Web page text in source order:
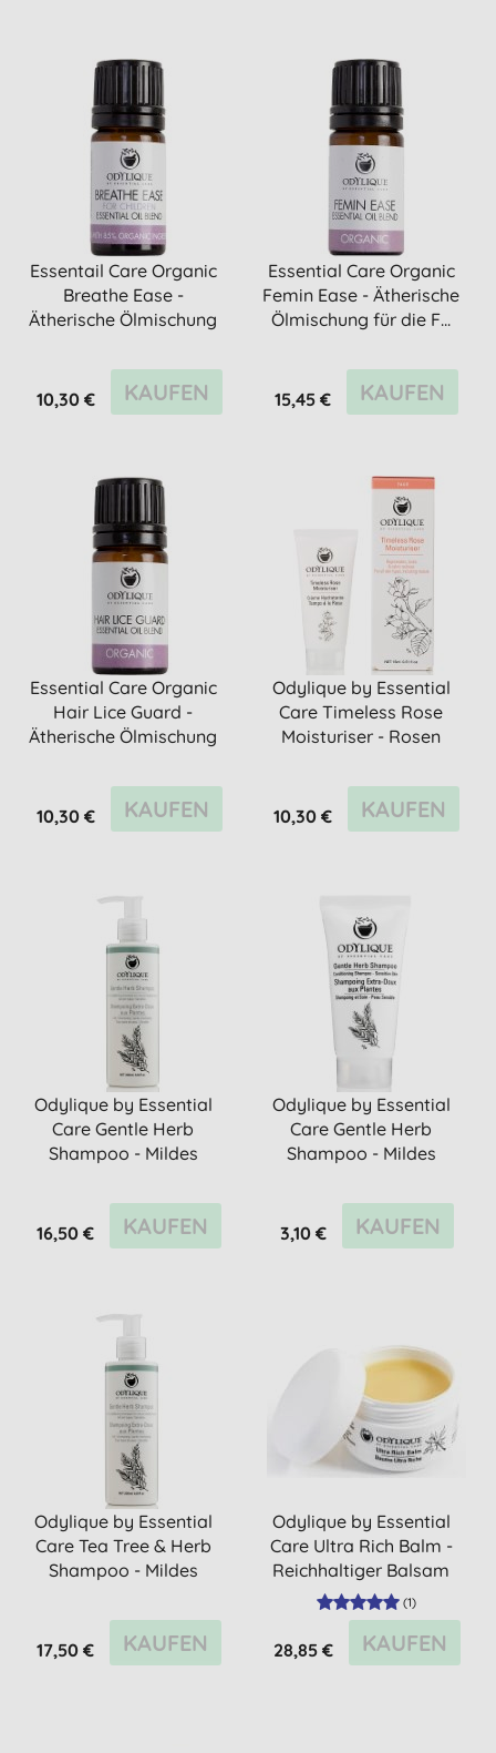
Essentail Care Organic
Breathe Ease -
Ätherische Ölmischung
10,30 € KAUFEN
Essential Care Organic
Femin Ease - Ätherische
Ölmischung für die F...
15,45 € KAUFEN
Essential Care Organic
Hair Lice Guard -
Ätherische Ölmischung
10,30 € KAUFEN
Odylique by Essential
Care Timeless Rose
Moisturiser - Rosen
10,30 € KAUFEN
Odylique by Essential
Care Gentle Herb
Shampoo - Mildes
16,50 € KAUFEN
Odylique by Essential
Care Gentle Herb
Shampoo - Mildes
3,10 € KAUFEN
Odylique by Essential
Care Tea Tree & Herb
Shampoo - Mildes
17,50 € KAUFEN
Odylique by Essential
Care Ultra Rich Balm -
Reichhaltiger Balsam
175g
(1)
28,85 € KAUFEN